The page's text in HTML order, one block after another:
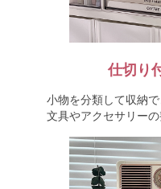
仕切り
小物を分類して収納
文具やアクセサリーの